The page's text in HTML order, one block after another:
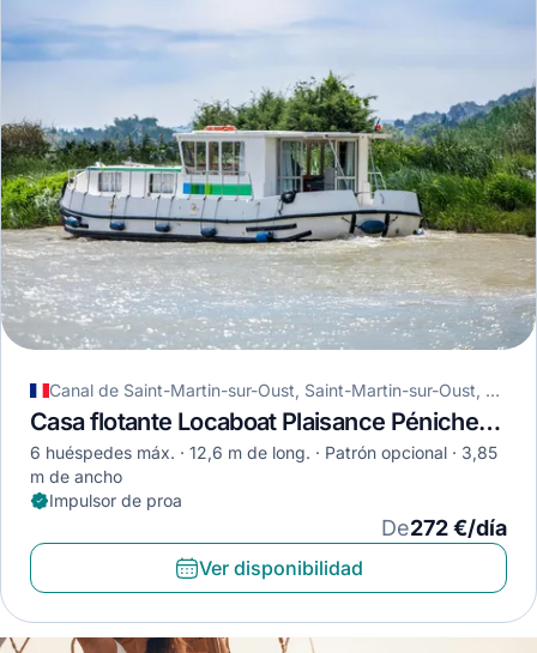
Canal de Saint-Martin-sur-Oust, Saint-Martin-sur-Oust, Francia
Casa flotante Locaboat Plaisance Pénichette 1260 · 1991
6 huéspedes máx. 12,6 m de long. Patrón opcional
3,85
m de ancho
Impulsor de proa
De272 €/día
Ver disponibilidad